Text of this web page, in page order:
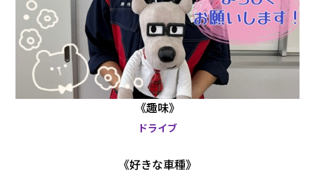
《趣味》
ドライブ
《好きな車種》